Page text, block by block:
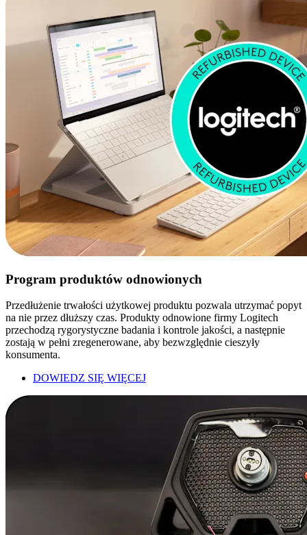
Program produktów odnowionych
Przedłużenie trwałości użytkowej produktu pozwala utrzymać popyt
na nie przez dłuższy czas. Produkty odnowione firmy Logitech
przechodzą rygorystyczne badania i kontrole jakości, a następnie
zostają w pełni zregenerowane, aby bezwzględnie cieszyły
konsumenta.
DOWIEDZ SIĘ WIĘCEJ